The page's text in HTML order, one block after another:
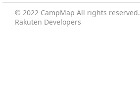
© 2022 CampMap All rights reserved.
Rakuten Developers